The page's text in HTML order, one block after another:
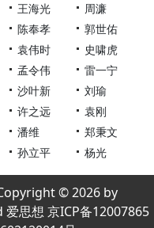
王海光
周濂
陈奉孝
郭世佑
袁伟时
史啸虎
孟令伟
雷一宁
沙叶新
刘瑜
许之远
袁刚
潘维
郑秉文
孙立平 杨光
© 2026 by
思想 京ICP备12007865